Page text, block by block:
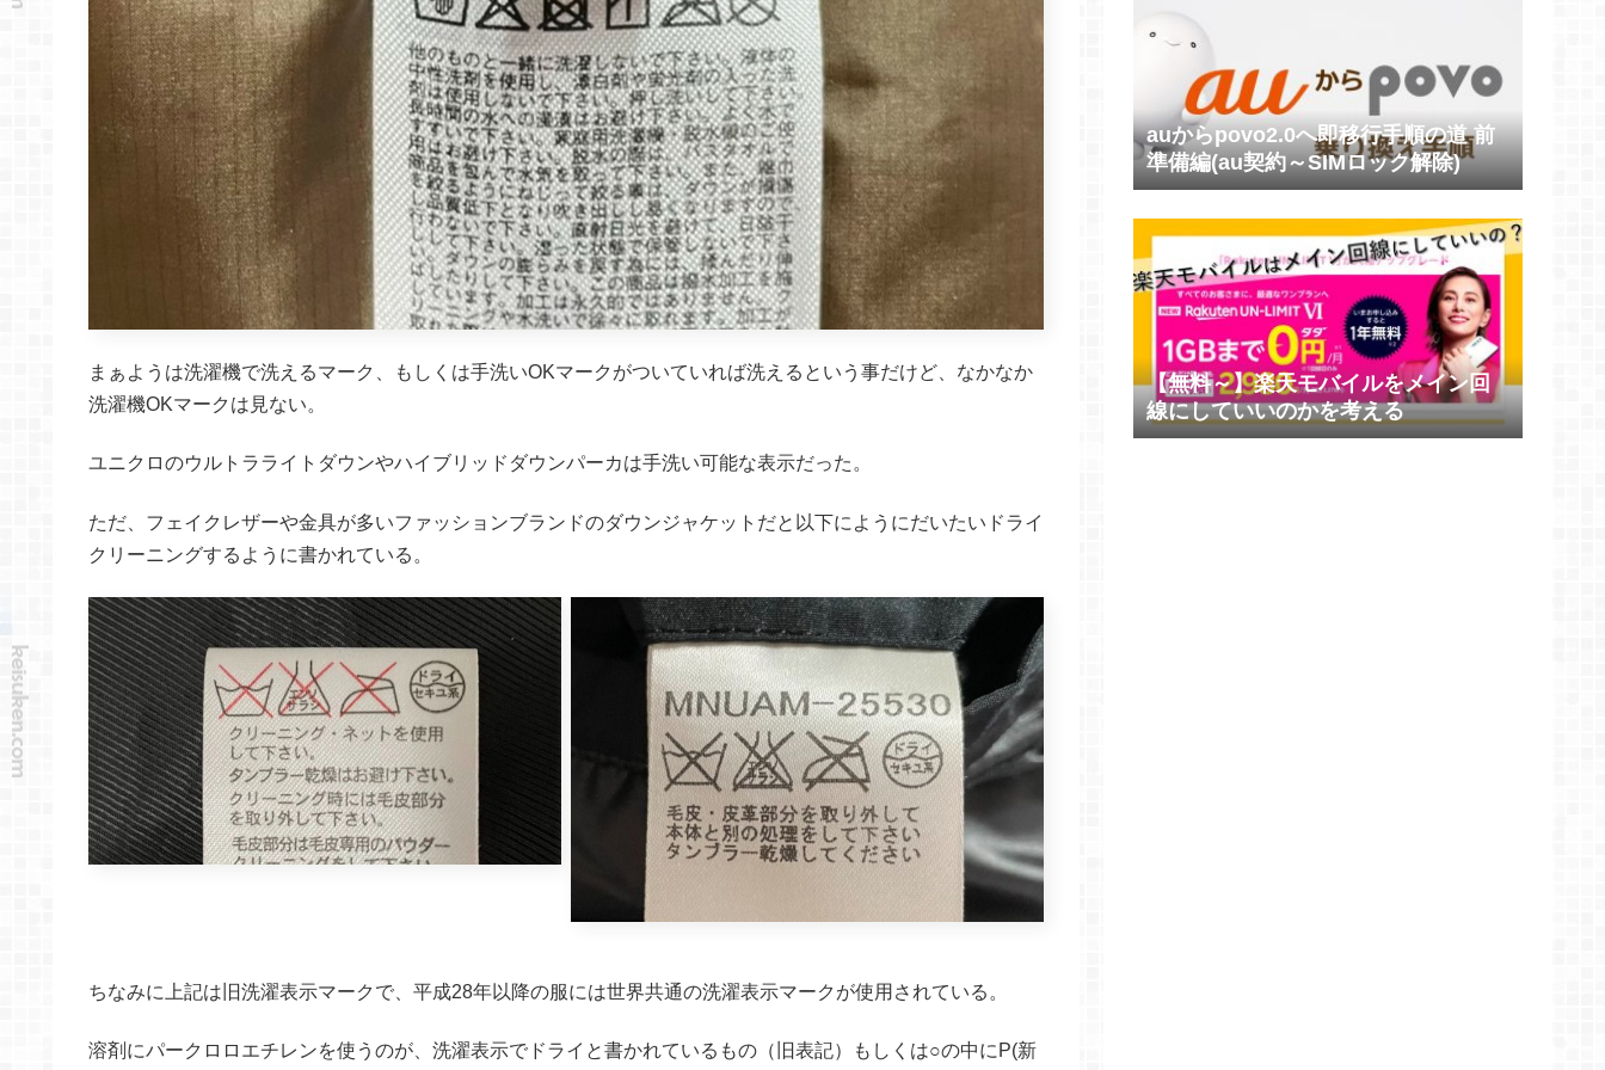
まぁようは洗濯機で洗えるマーク、もしくは手洗いOKマークがついていれば洗えるという事だけど、なかなか
洗濯機OKマークは見ない。
ユニクロのウルトラライトダウンやハイブリッドダウンパーカは手洗い可能な表示だった。
ただ、フェイクレザーや金具が多いファッションブランドのダウンジャケットだと以下にようにだいたいドライ
クリーニングするように書かれている。
ちなみに上記は旧洗濯表示マークで、平成28年以降の服には世界共通の洗濯表示マークが使用されている。
溶剤にパークロロエチレンを使うのが、洗濯表示でドライと書かれているもの（旧表記）もしくは○の中にP(新
auからpovo2.0へ即移行手順の道 前
準備編(au契約～SIMロック解除)
【無料～】楽天モバイルをメイン回
線にしていいのかを考える